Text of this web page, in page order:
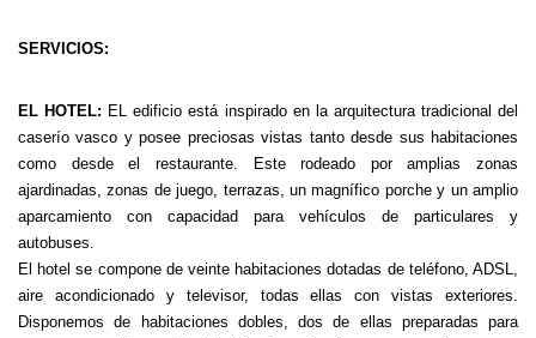
SERVICIOS:
EL HOTEL: EL edificio está inspirado en la arquitectura tradicional del
caserío vasco y posee preciosas vistas tanto desde sus habitaciones
como desde el restaurante. Este rodeado por amplias zonas
ajardinadas, zonas de juego, terrazas, un magnífico porche y un amplio
aparcamiento con capacidad para vehículos de particulares y
autobuses.
El hotel se compone de veinte habitaciones dotadas de teléfono, ADSL,
aire acondicionado y televisor, todas ellas con vistas exteriores.
Disponemos de habitaciones dobles, dos de ellas preparadas para